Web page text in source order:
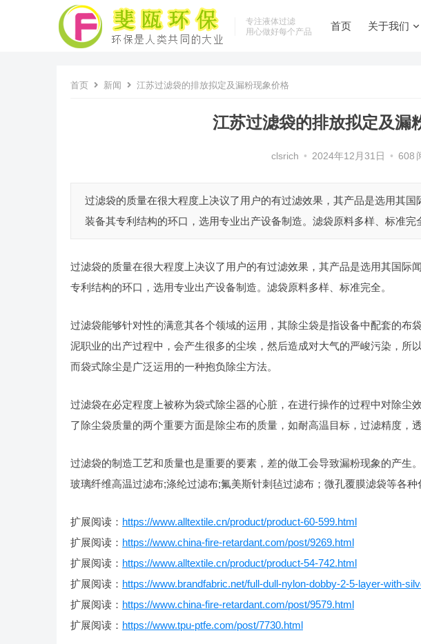
专注液体过滤
用心做好每个产品
首页 关于我们
首页 新闻 江苏过滤袋的排放拟定及漏粉现象价格
江苏过滤袋的排放拟定及漏
clsrich • 2024年12月31日 • 608
过滤袋的质量在很大程度上决议了用户的有过滤效果，其产品是选用其
装备其专利结构的环口，选用专业出产设备制造。滤袋原料多样、标准
过滤袋的质量在很大程度上决议了用户的有过滤效果，其产品是选用其国际
专利结构的环口，选用专业出产设备制造。滤袋原料多样、标准完全。
过滤袋能够针对性的满意其各个领域的运用，其除尘袋是指设备中配套的布
泥职业的出产过程中，会产生很多的尘埃，然后造成对大气的严峻污染，所
而袋式除尘是广泛运用的一种抱负除尘方法。
过滤袋在必定程度上被称为袋式除尘器的心脏，在进行操作的过程中对除尘
了除尘袋质量的两个重要方面是除尘布的质量，如耐高温目标，过滤精度，透
过滤袋的制造工艺和质量也是重要的要素，差的做工会导致漏粉现象的产生
玻璃纤维高温过滤布;涤纶过滤布;氟美斯针刺毡过滤布；微孔覆膜滤袋等各
扩展阅读： https://www.alltextile.cn/product/product-60-599.html
扩展阅读： https://www.china-fire-retardant.com/post/9269.html
扩展阅读： https://www.alltextile.cn/product/product-54-742.html
扩展阅读： https://www.brandfabric.net/full-dull-nylon-dobby-2-5-layer-with-
扩展阅读： https://www.china-fire-retardant.com/post/9579.html
扩展阅读： https://www.tpu-ptfe.com/post/7730.html